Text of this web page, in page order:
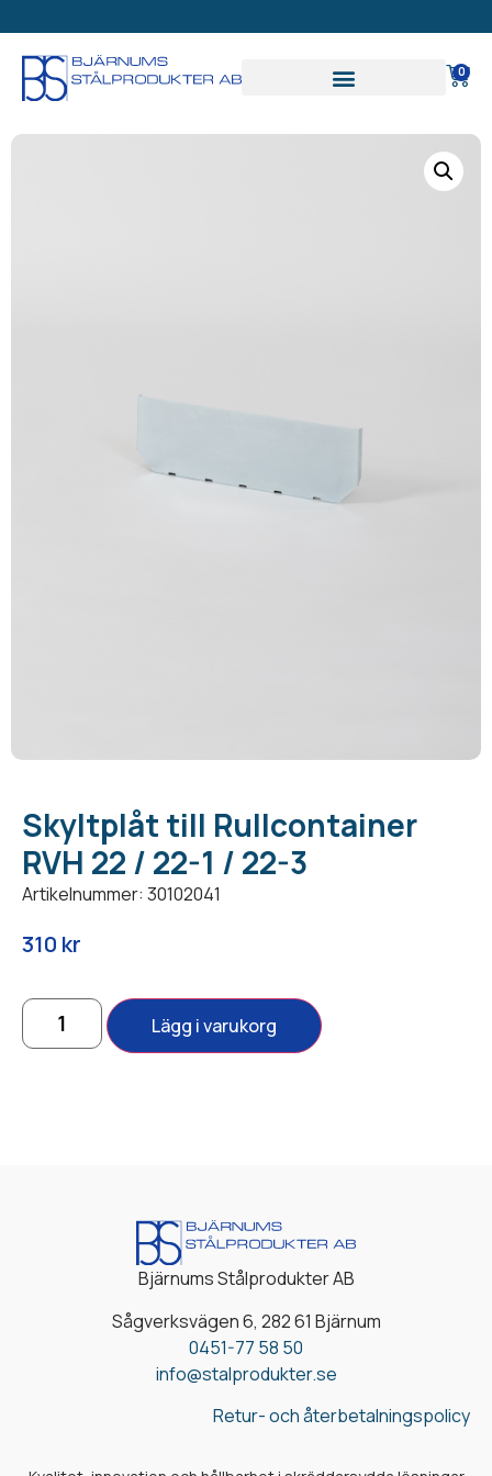
24 TIMMAR
0
Skyltplåt till Rullcontainer
RVH 22 / 22-1 / 22-3
Artikelnummer: 30102041
310 kr
Lägg i varukorg
Bjärnums Stålprodukter AB
Sågverksvägen 6, 282 61 Bjärnum
0451-77 58 50
info@stalprodukter.se
Retur- och återbetalningspolicy